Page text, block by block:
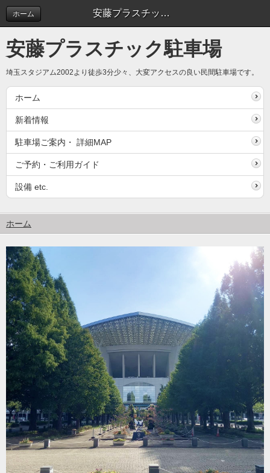
安藤プラスチック駐車場
ホーム
安藤プラスチック駐車場
埼玉スタジアム2002より徒歩3分少々、大変アクセスの良い民間駐車場です。
ホーム
新着情報
駐車場ご案内・ 詳細MAP
ご予約・ご利用ガイド
設備 etc.
ホーム